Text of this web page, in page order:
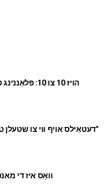
הויז 10 צו 10: פּלאַננינג פון האָלץ און ציגל
דעטאַילס אויף ווי צו שטעלן טשיץ "מייַנקראַפט"
וואָס איז די